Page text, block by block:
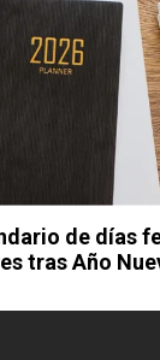
de días
tras Año